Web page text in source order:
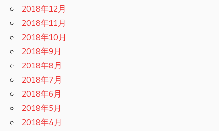
2018年12月
2018年11月
2018年10月
2018年9月
2018年8月
2018年7月
2018年6月
2018年5月
2018年4月